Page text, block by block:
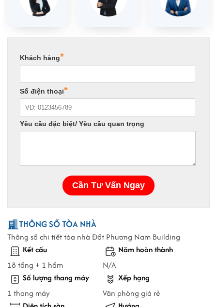
THÔNG SỐ TÒA NHÀ
Thông số chi tiết tòa nhà Đất Phương Nam Building
Kết cấu
18 tầng + 1 hầm
Năm hoàn thành
N/A
Số lượng thang máy
1 thang máy
Xếp hạng
Văn phòng giá rẻ